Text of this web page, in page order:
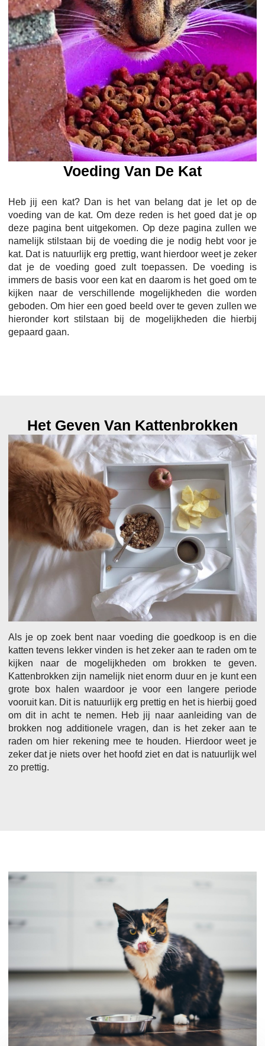
Voeding Van De Kat
Heb jij een kat? Dan is het van belang dat je let op de
voeding van de kat. Om deze reden is het goed dat je op
deze pagina bent uitgekomen. Op deze pagina zullen we
namelijk stilstaan bij de voeding die je nodig hebt voor je
kat. Dat is natuurlijk erg prettig, want hierdoor weet je zeker
dat je de voeding goed zult toepassen. De voeding is
immers de basis voor een kat en daarom is het goed om te
kijken naar de verschillende mogelijkheden die worden
geboden. Om hier een goed beeld over te geven zullen we
hieronder kort stilstaan bij de mogelijkheden die hierbij
gepaard gaan.
Het Geven Van Kattenbrokken
Als je op zoek bent naar voeding die goedkoop is en die
katten tevens lekker vinden is het zeker aan te raden om te
kijken naar de mogelijkheden om brokken te geven.
Kattenbrokken zijn namelijk niet enorm duur en je kunt een
grote box halen waardoor je voor een langere periode
vooruit kan. Dit is natuurlijk erg prettig en het is hierbij goed
om dit in acht te nemen. Heb jij naar aanleiding van de
brokken nog additionele vragen, dan is het zeker aan te
raden om hier rekening mee te houden. Hierdoor weet je
zeker dat je niets over het hoofd ziet en dat is natuurlijk wel
zo prettig.